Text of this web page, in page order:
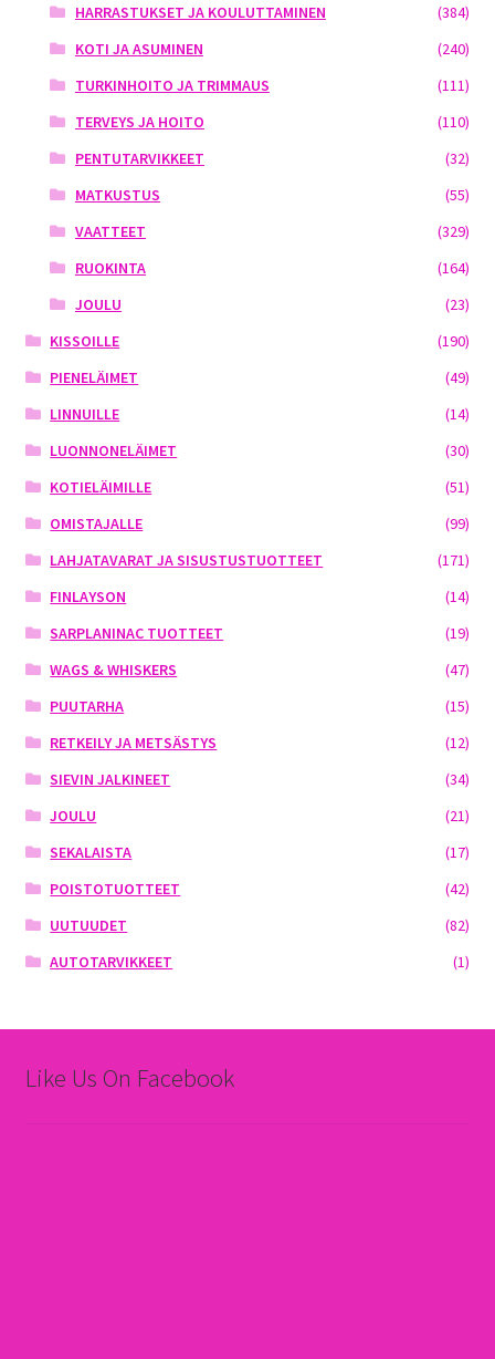
HARRASTUKSET JA KOULUTTAMINEN
(384)
KOTI JA ASUMINEN
(240)
TURKINHOITO JA TRIMMAUS
(111)
TERVEYS JA HOITO
(110)
PENTUTARVIKKEET
(32)
MATKUSTUS
(55)
VAATTEET
(329)
RUOKINTA
(164)
JOULU
(23)
KISSOILLE
(190)
PIENELÄIMET
(49)
LINNUILLE
(14)
LUONNONELÄIMET
(30)
KOTIELÄIMILLE
(51)
OMISTAJALLE
(99)
LAHJATAVARAT JA SISUSTUSTUOTTEET
(171)
FINLAYSON
(14)
SARPLANINAC TUOTTEET
(19)
WAGS & WHISKERS
(47)
PUUTARHA
(15)
RETKEILY JA METSÄSTYS
(12)
SIEVIN JALKINEET
(34)
JOULU
(21)
SEKALAISTA
(17)
POISTOTUOTTEET
(42)
UUTUUDET
(82)
AUTOTARVIKKEET
(1)
Like Us On Facebook